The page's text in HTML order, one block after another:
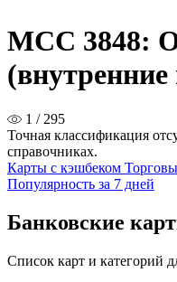
MCC 3848:
(внутренние
1 / 295
Точная классификация
справочниках.
Карты с кэшбеком
Популярность за 7 дней
Банковские
Список карт и категорий